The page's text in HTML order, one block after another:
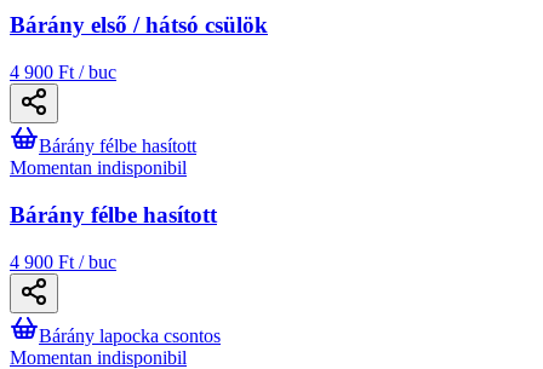
Bárány első / hátsó csülök
4 900 Ft / buc
Bárány félbe hasított
Momentan indisponibil
Bárány félbe hasított
4 900 Ft / buc
Bárány lapocka csontos
Momentan indisponibil